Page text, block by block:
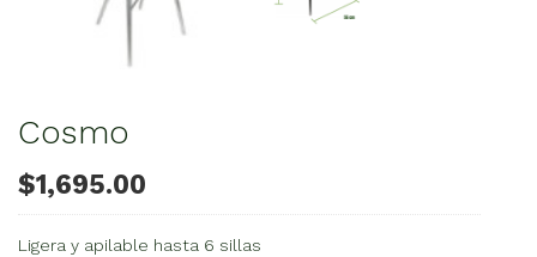
Cosmo
$1,695.00
Ligera y apilable hasta 6 sillas